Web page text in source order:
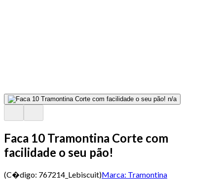
Faca 10 Tramontina Corte com
facilidade o seu pão!
(C�digo: 767214_Lebiscuit)Marca: Tramontina